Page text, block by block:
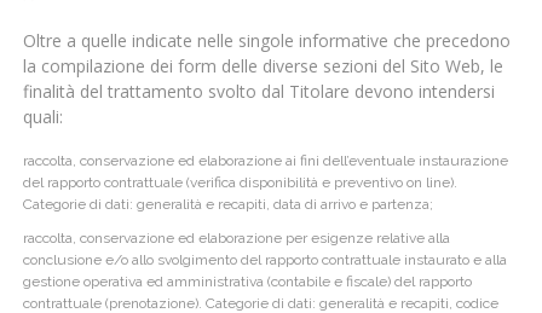
Oltre a quelle indicate nelle singole informative che precedono
la compilazione dei form delle diverse sezioni del Sito Web, le
finalità del trattamento svolto dal Titolare devono intendersi
quali:
raccolta, conservazione ed elaborazione ai fini dell’eventuale instaurazione
del rapporto contrattuale (verifica disponibilità e preventivo on line).
Categorie di dati: generalità e recapiti, data di arrivo e partenza;
raccolta, conservazione ed elaborazione per esigenze relative alla
conclusione e/o allo svolgimento del rapporto contrattuale instaurato e alla
gestione operativa ed amministrativa (contabile e fiscale) del rapporto
contrattuale (prenotazione). Categorie di dati: generalità e recapiti, codice